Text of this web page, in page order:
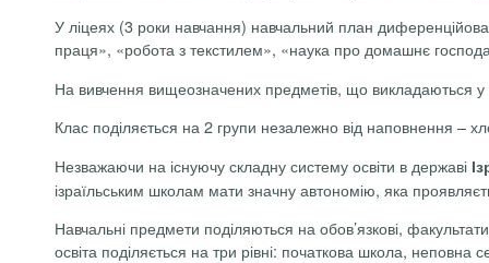
У ліцеях (3 роки навчання) навчальний план
праця», «робота з текстилем», «наука про домашнє
На вивчення вищеозначених предметів, що викладаються у
Клас поділяється на 2 групи незалежно від наповнення –
Незважаючи на існуючу складну систему освіти в державі
ізраїльським школам мати значну автономію, яка
Навчальні предмети поділяються на обов’язкові,
освіта поділяється на три рівні: початкова школа, неповна